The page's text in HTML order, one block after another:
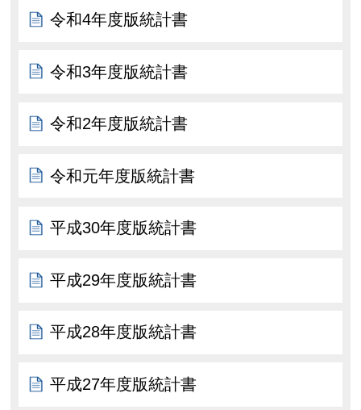
令和4年度版統計書
令和3年度版統計書
令和2年度版統計書
令和元年度版統計書
平成30年度版統計書
平成29年度版統計書
平成28年度版統計書
平成27年度版統計書